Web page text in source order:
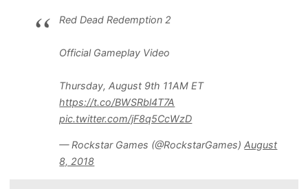
Red Dead Redemption 2
Official Gameplay Video
Thursday, August 9th 11AM ET
https://t.co/BWSRbl4T7A
pic.twitter.com/jF8q5CcWzD
— Rockstar Games (@RockstarGames)August
8, 2018